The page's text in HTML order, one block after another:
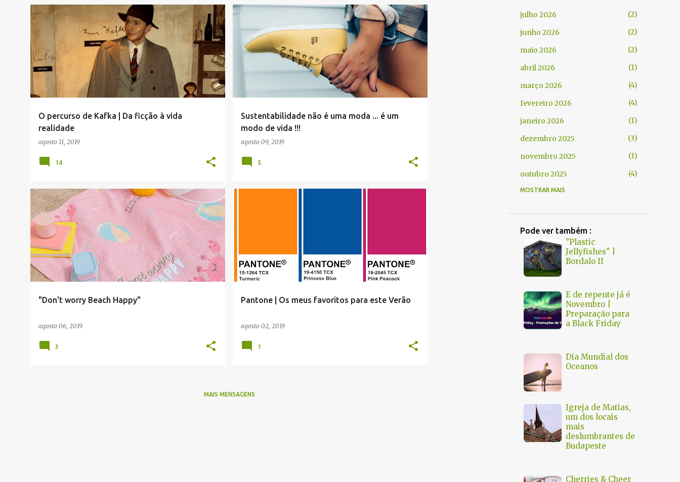
O percurso de Kafka | Da ficção à vida
realidade
agosto 11, 2019
KAFKA MOMONDO +2
14
Sustentabilidade não é uma moda ... é um
modo de vida !!!
agosto 09, 2019
ECO-FRIENDLY POUS +
VEGAN
5
"Don't worry Beach Happy"
agosto 06, 2019
MR.WONDERFUL TRAVELLOVERS
3
Pantone | Os meus favoritos para este Verão
agosto 02, 2019
1
MAIS MENSAGENS
julho 2026
2
junho 2026
2
maio 2026
2
abril 2026
1
março 2026
4
fevereiro 2026
4
janeiro 2026
1
dezembro 2025
3
novembro 2025
1
outubro 2025
4
setembro 2025
julho 2025
junho 2025
abril 2025
fevereiro 2025
janeiro 2025
novembro 2024
outubro 2024
setembro 2024
agosto 2024
julho 2024
junho 2024
9
abril 2024
MOSTRAR MAIS
Pode ver também :
"Plastic
Jellyfishes" |
Bordalo II
E de repente já é
Novembro |
Preparação para
a Black Friday
Dia Mundial dos
Oceanos
Igreja de Matias,
um dos locais
mais
deslumbrantes de
Budapeste
Cherries & Cheer